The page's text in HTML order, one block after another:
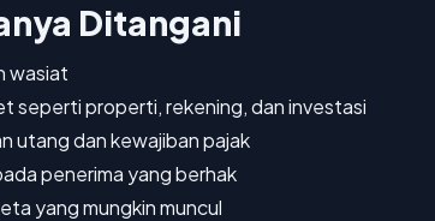
Ditangani
wasiat
seperti properti, rekening, dan investasi
utang dan kewajiban pajak
penerima yang berhak
yang mungkin muncul